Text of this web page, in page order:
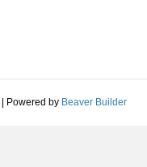
Powered by Beaver Builder